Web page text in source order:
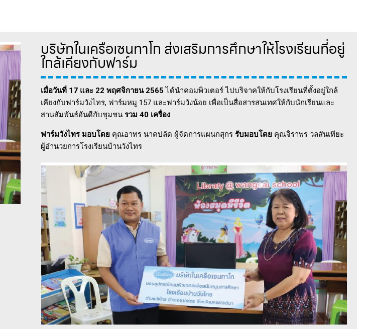
บริษัทในเครือเซนทาโก ส่งเสริมการศึกษาให้โรงเรียนที่อยู่
ใกล้เคียงกับฟาร์ม
เมื่อวันที่ 17 และ 22 พฤศจิกายน 2565 ได้นำคอมพิวเตอร์ ไปบริจาคให้กับโรงเรียนที่ตั้งอยู่ใกล้
เคียงกับฟาร์มวังไทร, ฟาร์มหมู 157 และฟาร์มวังน้อย เพื่อเป็นสื่อสารสนเทศให้กับนักเรียนและ
สานสัมพันธ์อันดีกับชุมชน รวม 40 เครื่อง
ฟาร์มวังไทร มอบโดย คุณอาทร นาคปลัด ผู้จัดการแผนกสุกร รับมอบโดย คุณจิราพร วลสันเทียะ
ผู้อำนวยการโรงเรียนบ้านวังไทร